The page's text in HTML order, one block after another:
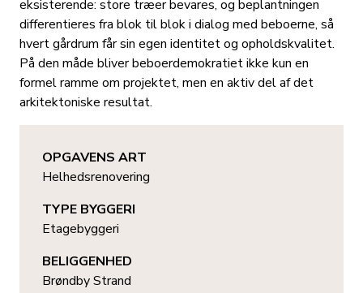
eksisterende: store træer bevares, og beplantningen
differentieres fra blok til blok i dialog med beboerne, så
hvert gårdrum får sin egen identitet og opholdskvalitet.
På den måde bliver beboerdemokratiet ikke kun en
formel ramme om projektet, men en aktiv del af det
arkitektoniske resultat.
OPGAVENS ART
Helhedsrenovering
TYPE BYGGERI
Etagebyggeri
BELIGGENHED
Brøndby Strand